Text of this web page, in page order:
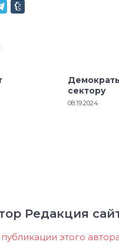
сектору
08.19.2024
Редакция
этого